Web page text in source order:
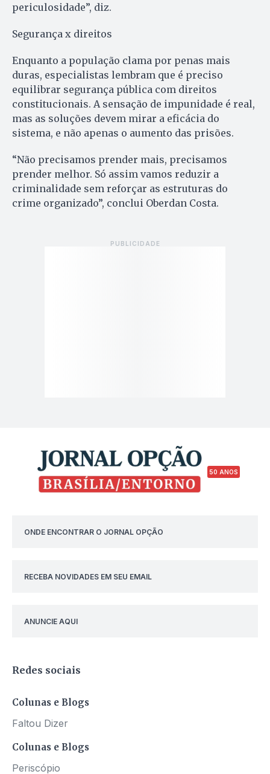
periculosidade”, diz.
Segurança x direitos
Enquanto a população clama por penas mais
duras, especialistas lembram que é preciso
equilibrar segurança pública com direitos
constitucionais. A sensação de impunidade é real,
mas as soluções devem mirar a eficácia do
sistema, e não apenas o aumento das prisões.
“Não precisamos prender mais, precisamos
prender melhor. Só assim vamos reduzir a
criminalidade sem reforçar as estruturas do
crime organizado”, conclui Oberdan Costa.
50 ANOS
ONDE ENCONTRAR O JORNAL OPÇÃO
RECEBA NOVIDADES EM SEU EMAIL
ANUNCIE AQUI
Redes sociais
Colunas e Blogs
Faltou Dizer
Colunas e Blogs
Periscópio